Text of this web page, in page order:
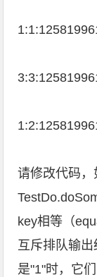
请修改代码，
key相等（
互斥排队输
是"1"时，它